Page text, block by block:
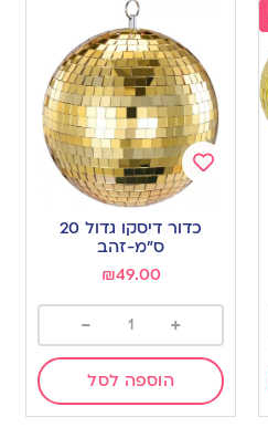
Add
wishlist
כדור דיסקו גדול 20
ס”מ-זהב
₪49.00
+
-
הוספה לסל